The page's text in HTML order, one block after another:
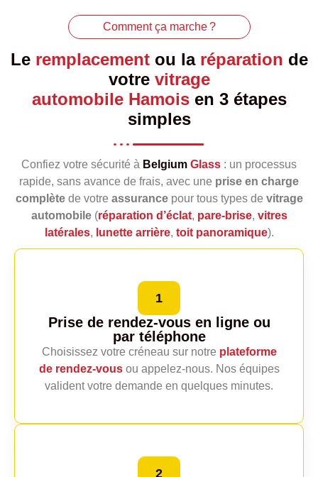
Comment ça marche ?
Le remplacementou la réparation de
votre vitrage
automobile Hamoisen 3 étapes
simples
Confiez votre sécurité à Belgium Glass : un processus
rapide, sans avance de frais, avec une prise en charge
complètede votre assurancepour tous types de vitrage
automobile(réparation d’éclat, pare‑brise, vitres
latérales, lunette arrière, toit panoramique).
1
Prise de rendez-vous en ligne ou
par téléphone
Choisissez votre créneau sur notre plateforme
de rendez‑vousou appelez‑nous. Nos équipes
valident votre demande en quelques minutes.
2